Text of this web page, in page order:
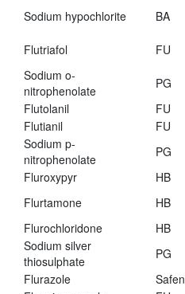
Sodium hypochlorite
BA
Flutriafol
FU
Sodium o-
nitrophenolate
PG
Flutolanil
FU
Flutianil
FU
Sodium p-
nitrophenolate
PG
Fluroxypyr
HB
Flurtamone
HB
Flurochloridone
HB
Sodium silver
thiosulphate
PG
Flurazole